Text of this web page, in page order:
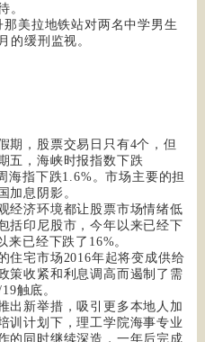
。
美拉地铁站对两名中学男生
的缓刑监视。
期，股票交易日只有4个，但
五，海峡时报指数下跌
海指下跌1.6%。市场主要的担
加息阴影。
经济环境都让股票市场情绪低
括印尼股市，今年以来已经下
来已经下跌了16%。
住宅市场2016年起将变成供给
策收紧和利息调高而遏制了需
触底。
出新举措，吸引更多本地人加
训计划下，理工学院海事专业
的同时继续深造，一年后完成